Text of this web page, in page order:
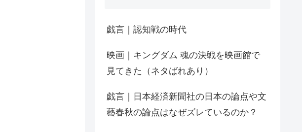
戯言｜認知戦の時代
映画｜キングダム 魂の決戦を映画館で
見てきた（ネタばれあり）
戯言｜日本経済新聞社の日本の論点や文
藝春秋の論点はなぜズレているのか？